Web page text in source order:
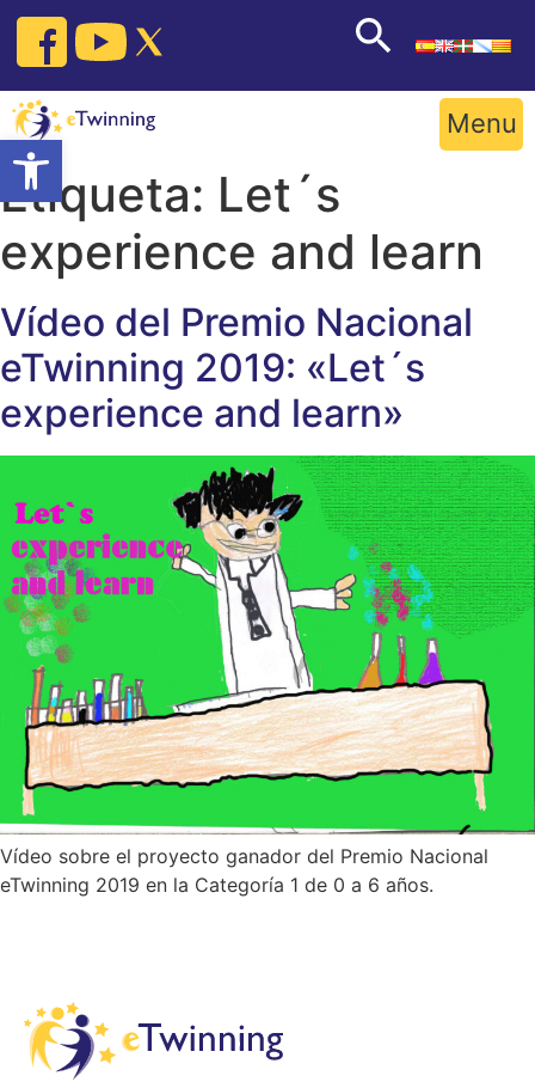
Open toolbar
Skip
content
Menu
Etiqueta: Let´s
experience and learn
Vídeo del Premio Nacional
eTwinning 2019: «Let´s
experience and learn»
Vídeo sobre el proyecto ganador del Premio Nacional
eTwinning 2019 en la Categoría 1 de 0 a 6 años.